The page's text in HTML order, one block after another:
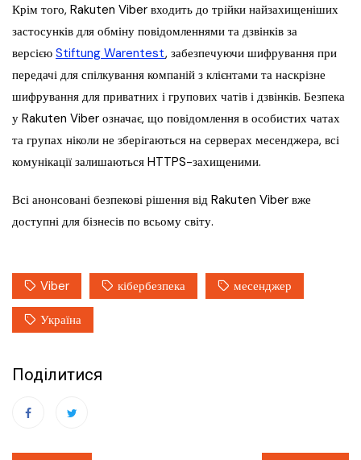
Крім того, Rakuten Viber входить до трійки найзахищеніших
застосунків для обміну повідомленнями та дзвінків за
версією Stiftung Warentest, забезпечуючи шифрування при
передачі для спілкування компаній з клієнтами та наскрізне
шифрування для приватних і групових чатів і дзвінків. Безпека
у Rakuten Viber означає, що повідомлення в особистих чатах
та групах ніколи не зберігаються на серверах месенджера, всі
комунікації залишаються HTTPS-захищеними.
Всі анонсовані безпекові рішення від Rakuten Viber вже
доступні для бізнесів по всьому світу.
Viber кібербезпека месенджер
Україна
Поділитися